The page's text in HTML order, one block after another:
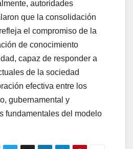
autoridades
que la consolidación
el compromiso de la
de conocimiento
capaz de responder a
de la sociedad
efectiva entre los
gubernamental y
fundamentales del modelo